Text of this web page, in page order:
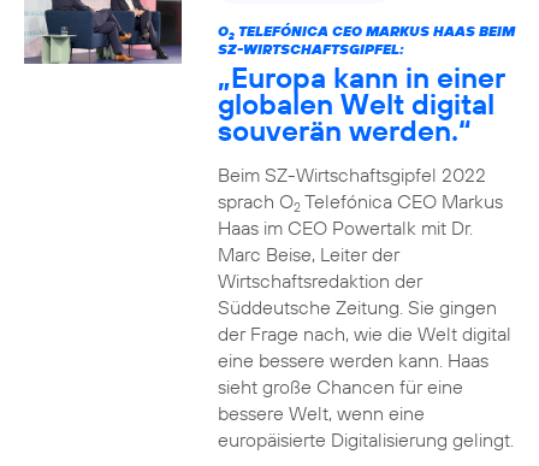
O2TELEFÓNICA CEO MARKUS HAAS BEIM
SZ-WIRTSCHAFTSGIPFEL:
„Europa kann in einer
globalen Welt digital
souverän werden.“
Beim SZ-Wirtschaftsgipfel 2022
sprach O2Telefónica CEO Markus
Haas im CEO Powertalk mit Dr.
Marc Beise, Leiter der
Wirtschaftsredaktion der
Süddeutsche Zeitung. Sie gingen
der Frage nach, wie die Welt digital
eine bessere werden kann. Haas
sieht große Chancen für eine
bessere Welt, wenn eine
europäisierte Digitalisierung gelingt.